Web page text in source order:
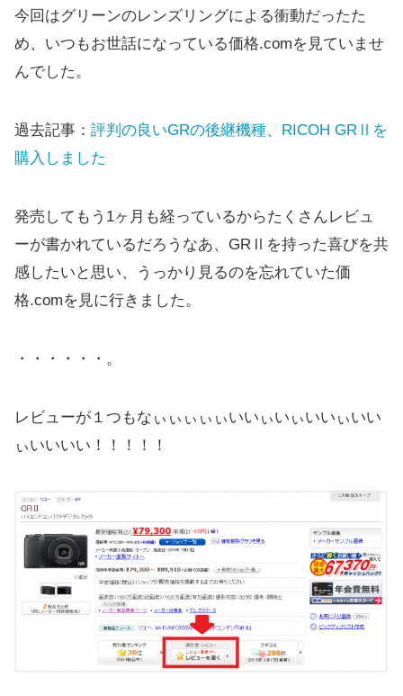
今回はグリーンのレンズリングによる衝動だったた
め、いつもお世話になっている価格.comを見ていませ
んでした。
過去記事： 評判の良いGRの後継機種、RICOH GRⅡを
購入しました
発売してもう1ヶ月も経っているからたくさんレビュ
ーが書かれているだろうなあ、GRⅡを持った喜びを共
感したいと思い、うっかり見るのを忘れていた価
格.comを見に行きました。
・・・・・・。
レビューが１つもなぃぃぃぃぃいいぃいぃいいぃいい
ぃいいいい！！！！！